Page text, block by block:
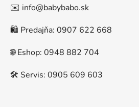
✉️ info@babybabo.sk
🛍️ Predajňa: 0907 622 668
🌐 Eshop: 0948 882 704
🛠️ Servis: 0905 609 603